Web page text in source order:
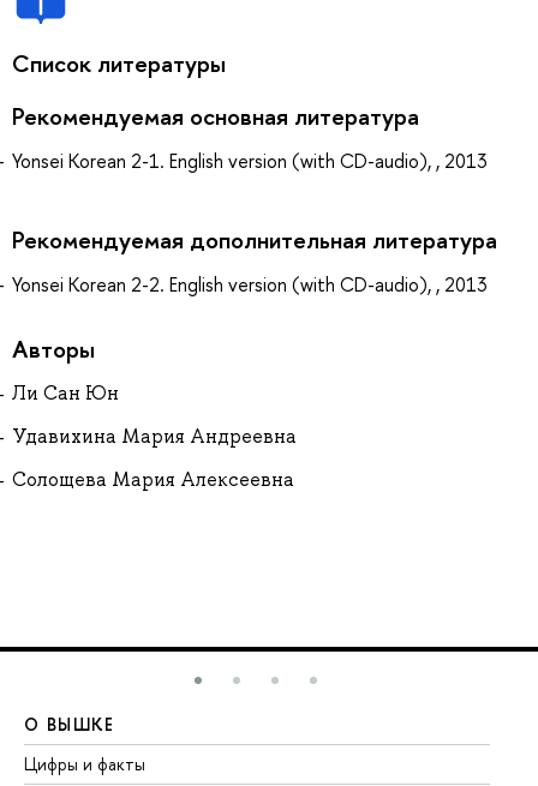
Список литературы
Рекомендуемая основная литература
Yonsei Korean 2-1. English version (with CD-audio), , 2013
Рекомендуемая дополнительная литература
Yonsei Korean 2-2. English version (with CD-audio), , 2013
Авторы
Ли Сан Юн
Удавихина Мария Андреевна
Солощева Мария Алексеевна
О ВЫШКЕ
Цифры и факты